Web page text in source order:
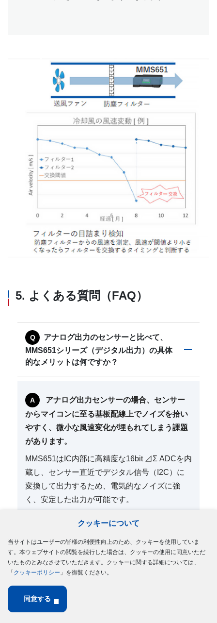
クッキーについて
当サイトはユーザーの皆様の利便性向上のため、クッキーを使用していま
す。本ウェブサイトの閲覧を続行した場合は、クッキーの使用に同意いただ
いたものとみなさせていただきます。クッキーに関する詳細については、
「 クッキーポリシー 」を御覧ください。
同意する
5. よくある質問（FAQ）
アナログ出力のセンサーと比べて、
MMS651シリーズ（デジタル出力）の具体
的なメリットは何ですか？
アナログ出力センサーの場合、センサー
からマイコンに至る基板配線上でノイズを拾い
やすく、微小な風速変化が埋もれてしまう課題
があります。
MMS651はIC内部に高精度な16bit ⊿Σ ADCを内
蔵し、センサー直近でデジタル信号（I2C）に
変換して出力するため、電気的なノイズに強
く、安定した出力が可能です。
使用中に風速の測定値が徐々にずれて
いく、ドリフト現象の原因と対策を教えて
ください。
製品のカスタマイズ（流路形状の変更
や治具の対応）は可能ですか？